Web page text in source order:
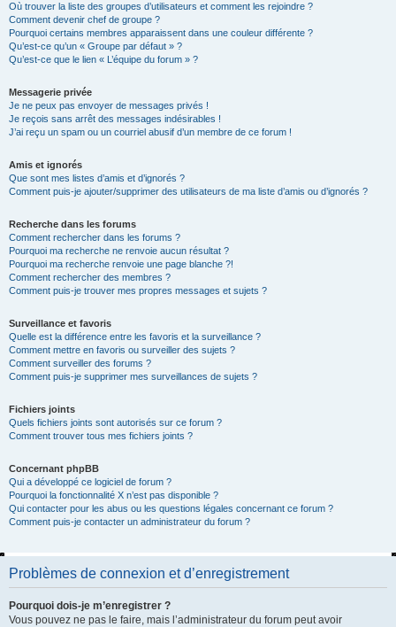
Où trouver la liste des groupes d’utilisateurs et comment les rejoindre ?
Comment devenir chef de groupe ?
Pourquoi certains membres apparaissent dans une couleur différente ?
Qu’est-ce qu’un « Groupe par défaut » ?
Qu’est-ce que le lien « L’équipe du forum » ?
Messagerie privée
Je ne peux pas envoyer de messages privés !
Je reçois sans arrêt des messages indésirables !
J’ai reçu un spam ou un courriel abusif d’un membre de ce forum !
Amis et ignorés
Que sont mes listes d’amis et d’ignorés ?
Comment puis-je ajouter/supprimer des utilisateurs de ma liste d’amis ou d’ignorés ?
Recherche dans les forums
Comment rechercher dans les forums ?
Pourquoi ma recherche ne renvoie aucun résultat ?
Pourquoi ma recherche renvoie une page blanche ?!
Comment rechercher des membres ?
Comment puis-je trouver mes propres messages et sujets ?
Surveillance et favoris
Quelle est la différence entre les favoris et la surveillance ?
Comment mettre en favoris ou surveiller des sujets ?
Comment surveiller des forums ?
Comment puis-je supprimer mes surveillances de sujets ?
Fichiers joints
Quels fichiers joints sont autorisés sur ce forum ?
Comment trouver tous mes fichiers joints ?
Concernant phpBB
Qui a développé ce logiciel de forum ?
Pourquoi la fonctionnalité X n’est pas disponible ?
Qui contacter pour les abus ou les questions légales concernant ce forum ?
Comment puis-je contacter un administrateur du forum ?
Problèmes de connexion et d’enregistrement
Pourquoi dois-je m’enregistrer ?
Vous pouvez ne pas le faire, mais l’administrateur du forum peut avoir